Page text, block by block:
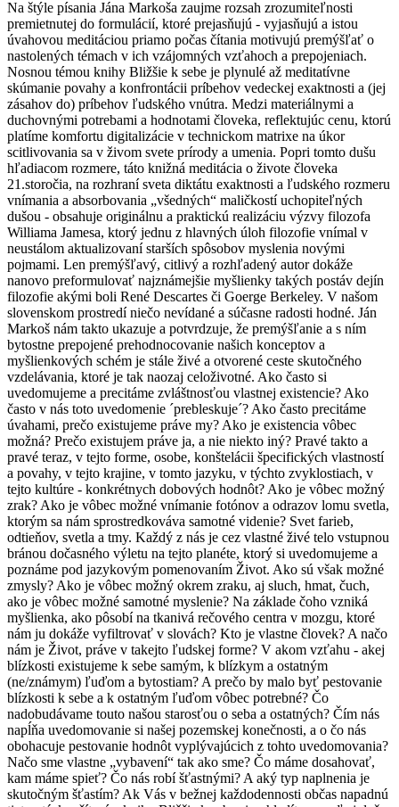
Na štýle písania Jána Markoša zaujme rozsah zrozumiteľnosti
premietnutej do formulácií, ktoré prejasňujú - vyjasňujú a istou
úvahovou meditáciou priamo počas čítania motivujú premýšľať o
nastolených témach v ich vzájomných vzťahoch a prepojeniach.
Nosnou témou knihy Bližšie k sebe je plynulé až meditatívne
skúmanie povahy a konfrontácii príbehov vedeckej exaktnosti a (jej
zásahov do) príbehov ľudského vnútra. Medzi materiálnymi a
duchovnými potrebami a hodnotami človeka, reflektujúc cenu, ktorú
platíme komfortu digitalizácie v technickom matrixe na úkor
scitlivovania sa v živom svete prírody a umenia. Popri tomto dušu
hľadiacom rozmere, táto knižná meditácia o živote človeka
21.storočia, na rozhraní sveta diktátu exaktnosti a ľudského rozmeru
vnímania a absorbovania „všedných“ maličkostí uchopiteľných
dušou - obsahuje originálnu a praktickú realizáciu výzvy filozofa
Williama Jamesa, ktorý jednu z hlavných úloh filozofie vnímal v
neustálom aktualizovaní starších spôsobov myslenia novými
pojmami. Len premýšľavý, citlivý a rozhľadený autor dokáže
nanovo preformulovať najznámejšie myšlienky takých postáv dejín
filozofie akými boli René Descartes či Goerge Berkeley. V našom
slovenskom prostredí niečo nevídané a súčasne radosti hodné. Ján
Markoš nám takto ukazuje a potvrdzuje, že premýšľanie a s ním
bytostne prepojené prehodnocovanie našich konceptov a
myšlienkových schém je stále živé a otvorené ceste skutočného
vzdelávania, ktoré je tak naozaj celoživotné. Ako často si
uvedomujeme a precitáme zvláštnosťou vlastnej existencie? Ako
často v nás toto uvedomenie ´prebleskuje´? Ako často precitáme
úvahami, prečo existujeme práve my? Ako je existencia vôbec
možná? Prečo existujem práve ja, a nie niekto iný? Pravé takto a
pravé teraz, v tejto forme, osobe, konštelácii špecifických vlastností
a povahy, v tejto krajine, v tomto jazyku, v týchto zvyklostiach, v
tejto kultúre - konkrétnych dobových hodnôt? Ako je vôbec možný
zrak? Ako je vôbec možné vnímanie fotónov a odrazov lomu svetla,
ktorým sa nám sprostredkováva samotné videnie? Svet farieb,
odtieňov, svetla a tmy. Každý z nás je cez vlastné živé telo vstupnou
bránou dočasného výletu na tejto planéte, ktorý si uvedomujeme a
poznáme pod jazykovým pomenovaním Život. Ako sú však možné
zmysly? Ako je vôbec možný okrem zraku, aj sluch, hmat, čuch,
ako je vôbec možné samotné myslenie? Na základe čoho vzniká
myšlienka, ako pôsobí na tkanivá rečového centra v mozgu, ktoré
nám ju dokáže vyfiltrovať v slovách? Kto je vlastne človek? A načo
nám je Život, práve v takejto ľudskej forme? V akom vzťahu - akej
blízkosti existujeme k sebe samým, k blízkym a ostatným
(ne/známym) ľuďom a bytostiam? A prečo by malo byť pestovanie
blízkosti k sebe a k ostatným ľuďom vôbec potrebné? Čo
nadobudávame touto našou starosťou o seba a ostatných? Čím nás
napĺňa uvedomovanie si našej pozemskej konečnosti, a o čo nás
obohacuje pestovanie hodnôt vyplývajúcich z tohto uvedomovania?
Načo sme vlastne „vybavení“ tak ako sme? Čo máme dosahovať,
kam máme spieť? Čo nás robí šťastnými? A aký typ naplnenia je
skutočným šťastím? Ak Vás v bežnej každodennosti občas napadnú